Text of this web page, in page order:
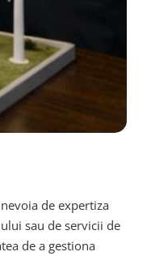
de expertiza
sau de servicii de
de a gestiona